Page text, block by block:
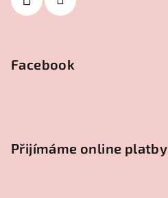
Facebook
Přijímáme online platby